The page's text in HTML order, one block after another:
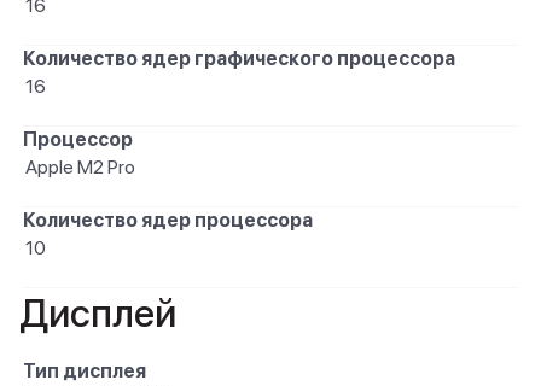
16
Количество ядер графического процессора
16
Процессор
Apple M2 Pro
Количество ядер процессора
10
Дисплей
Тип дисплея